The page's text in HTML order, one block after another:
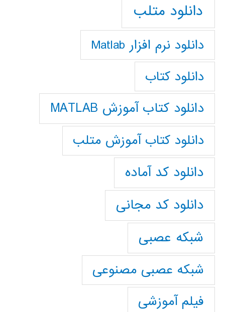
دانلود متلب
دانلود نرم افزار Matlab
دانلود کتاب
دانلود کتاب آموزش MATLAB
دانلود کتاب آموزش متلب
دانلود کد آماده
دانلود کد مجانی
شبکه عصبی
شبکه عصبی مصنوعی
فیلم آموزشی